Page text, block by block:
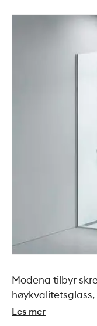
Modena tilbyr
høykvalitetsglass,
Les mer